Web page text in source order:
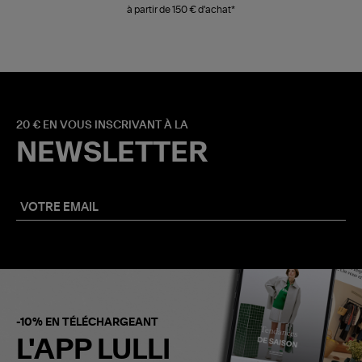
à partir de 150 € d'achat*
20 € EN VOUS INSCRIVANT À LA
NEWSLETTER
-10% EN TÉLÉCHARGEANT
L'APP LULLI